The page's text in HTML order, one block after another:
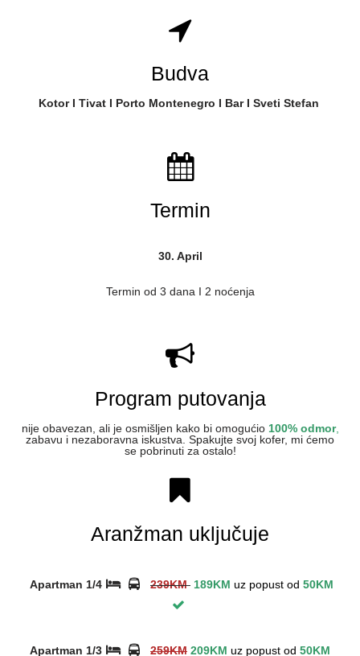
Budva
Kotor I Tivat I Porto Montenegro I Bar I Sveti Stefan
Termin
30. April
Termin od 3 dana I 2 noćenja
Program putovanja
nije obavezan, ali je osmišljen kako bi omogućio 100% odmor,
zabavu i nezaboravna iskustva. Spakujte svoj kofer, mi ćemo
se pobrinuti za ostalo!
Aranžman uključuje
Apartman 1/4 239KM 189KM uz popust od 50KM
Apartman 1/3 259KM 209KM uz popust od 50KM